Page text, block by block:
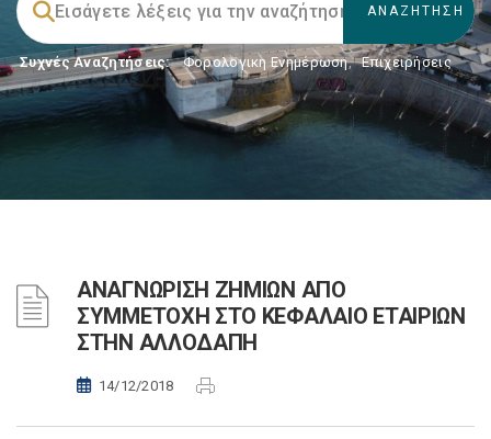
Συχνές Αναζητήσεις: Φορολογικη Ενημέρωση, Επιχειρήσεις
ΑΝΑΓΝΩΡΙΣΗ ΖΗΜΙΩΝ ΑΠΟ
ΣΥΜΜΕΤΟΧΗ ΣΤΟ ΚΕΦΑΛΑΙΟ ΕΤΑΙΡΙΩΝ
ΣΤΗΝ ΑΛΛΟΔΑΠΗ
14/12/2018